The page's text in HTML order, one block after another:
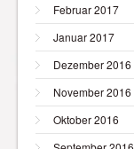
Februar 2017
Januar 2017
Dezember 2016
November 2016
Oktober 2016